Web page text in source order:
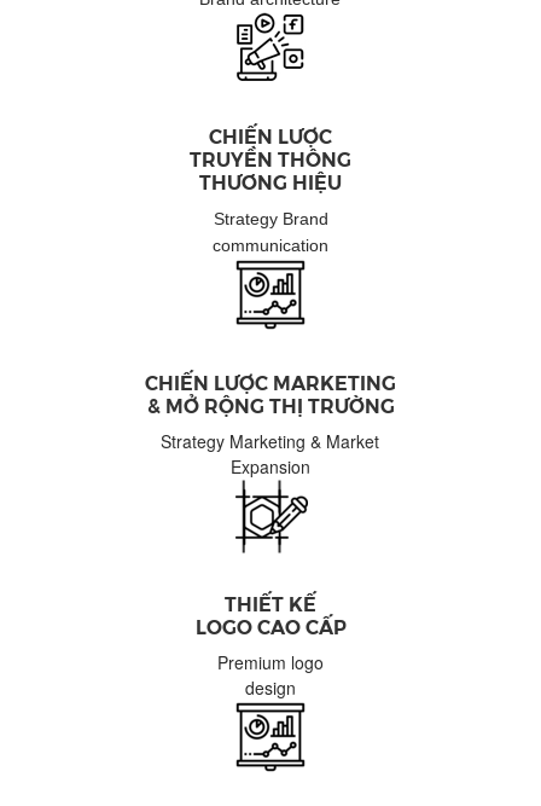
CHIẾN LƯỢC
TRUYỀN THÔNG
THƯƠNG HIỆU
Strategy Brand
communication
CHIẾN LƯỢC MARKETING
& MỞ RỘNG THỊ TRƯỜNG
Strategy Marketing & Market
Expansion
THIẾT KẾ
LOGOCAOCẤP
Premium logo
design